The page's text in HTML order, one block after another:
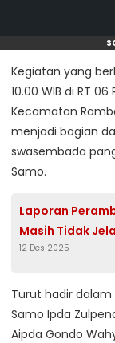
Kegiatan yang
10.00 WIB di RT
Kecamatan
menjadi bagian
swasembada
Samo.
Laporan
Masih Tidak
Transparan
12 Des 2025
Turut hadir dalam
Samo Ipda
Aipda Gondo